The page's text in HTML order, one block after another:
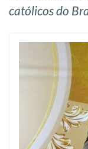
católicos do